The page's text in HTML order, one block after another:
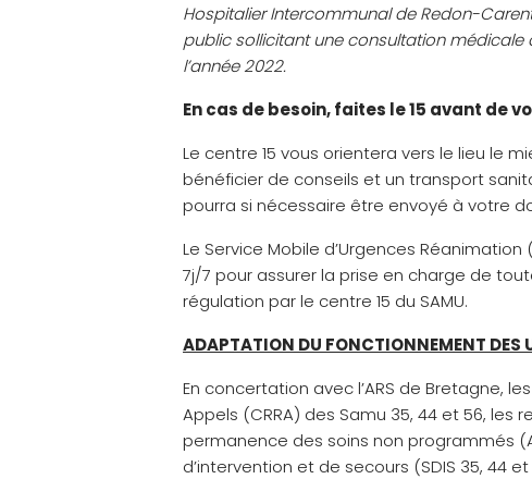
Hospitalier Intercommunal de Redon-
public sollicitant une consultation médicale
l’année 2022.
En cas de besoin, faites le 15 avant de
Le centre 15 vous orientera vers le lieu le
bénéficier de conseils et un transport
pourra si nécessaire être envoyé à votre
Le Service Mobile d’Urgences
7j/7 pour assurer la prise en charge de
régulation par le centre 15 du SAMU.
ADAPTATION DU FONCTIONNEMENT DES
En concertation avec l’ARS de Bretagne,
Appels (CRRA) des Samu 35, 44 et 56, les
permanence des soins non programmés
d’intervention et de secours (SDIS 35, 44